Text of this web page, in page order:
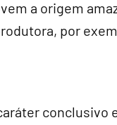
a origem
por
conclusivo